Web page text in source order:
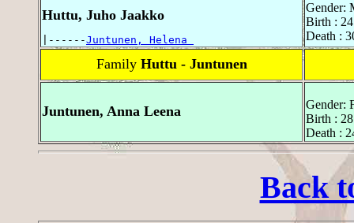
Huttu, Juho Jaakko
|------Juntunen, Helena
Gender:
Birth :
Death :
Family Huttu - Juntunen
Juntunen, Anna Leena
Gender:
Birth :
Death :
Back